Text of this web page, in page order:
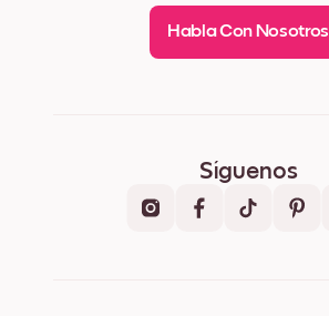
Habla Con Nosotros
Síguenos